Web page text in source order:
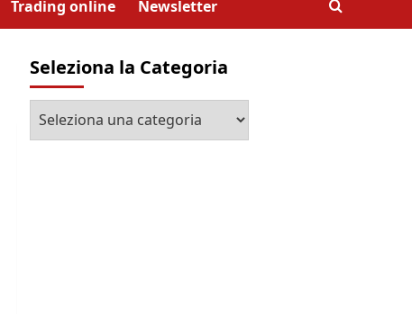
Trading online Newsletter
Seleziona la Categoria
Seleziona
la